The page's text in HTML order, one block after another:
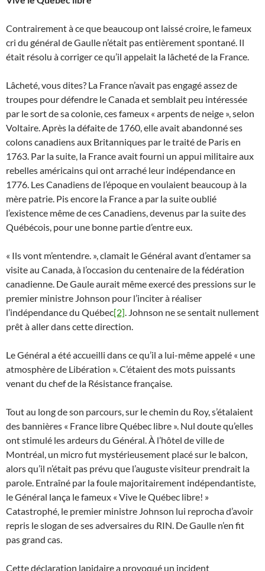
Contrairement à ce que beaucoup ont laissé croire, le fameux
cri du général de Gaulle n’était pas entièrement spontané. Il
était résolu à corriger ce qu’il appelait la lâcheté de la France.
Lâcheté, vous dites? La France n’avait pas engagé assez de
troupes pour défendre le Canada et semblait peu intéressée
par le sort de sa colonie, ces fameux « arpents de neige », selon
Voltaire. Après la défaite de 1760, elle avait abandonné ses
colons canadiens aux Britanniques par le traité de Paris en
1763. Par la suite, la France avait fourni un appui militaire aux
rebelles américains qui ont arraché leur indépendance en
1776. Les Canadiens de l’époque en voulaient beaucoup à la
mère patrie. Pis encore la France a par la suite oublié
l’existence même de ces Canadiens, devenus par la suite des
Québécois, pour une bonne partie d’entre eux.
« Ils vont m’entendre. », clamait le Général avant d’entamer sa
visite au Canada, à l’occasion du centenaire de la fédération
canadienne. De Gaule aurait même exercé des pressions sur le
premier ministre Johnson pour l’inciter à réaliser
l’indépendance du Québec[2]. Johnson ne se sentait nullement
prêt à aller dans cette direction.
Le Général a été accueilli dans ce qu’il a lui-même appelé « une
atmosphère de Libération ». C’étaient des mots puissants
venant du chef de la Résistance française.
Tout au long de son parcours, sur le chemin du Roy, s’étalaient
des bannières « France libre Québec libre ». Nul doute qu’elles
ont stimulé les ardeurs du Général. À l’hôtel de ville de
Montréal, un micro fut mystérieusement placé sur le balcon,
alors qu’il n’était pas prévu que l’auguste visiteur prendrait la
parole. Entraîné par la foule majoritairement indépendantiste,
le Général lança le fameux « Vive le Québec libre! »
Catastrophé, le premier ministre Johnson lui reprocha d’avoir
repris le slogan de ses adversaires du RIN. De Gaulle n’en fit
pas grand cas.
Cette déclaration lapidaire a provoqué un incident